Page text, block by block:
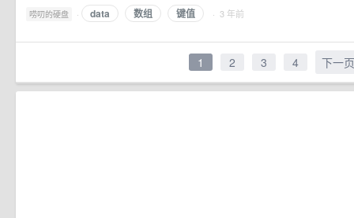
唠叨的硬盘 · data 数组 键值 · 3 年前
1 2 3 4 下一页